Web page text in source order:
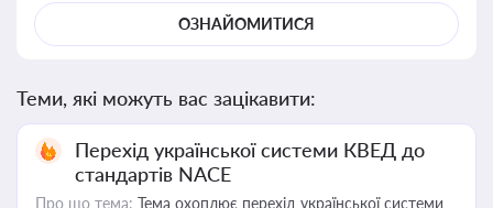
ОЗНАЙОМИТИСЯ
Теми, які можуть вас зацікавити:
Перехід української системи КВЕД до
стандартів NACE
Про що тема: Тема охоплює перехід української системи